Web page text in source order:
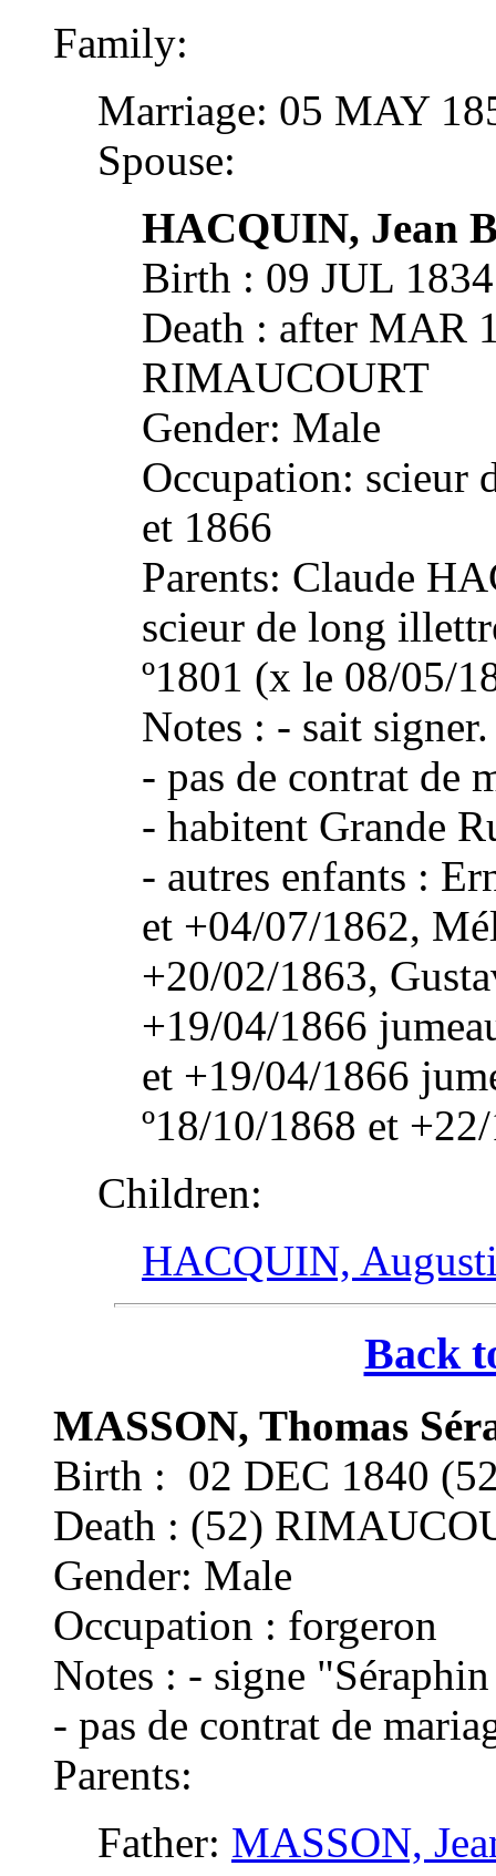
Family:
Marriage: 05 MAY
Spouse:
HACQUIN, Jean
Birth : 09 JUL
Death : after MAR
RIMAUCOURT
Gender: Male
Occupation: scieur
et 1866
Parents: Claude
scieur de long
º1801 (x le 08/05/
Notes : - sait signer.
- pas de contrat de
- habitent Grande
- autres enfants :
et +04/07/1862,
+20/02/1863,
+19/04/1866
et +19/04/1866
º18/10/1868 et
Children:
HACQUIN,
Back
MASSON, Thomas
Birth : 02 DEC 1840
Death : (52)
Gender: Male
Occupation : forgeron
Notes : - signe
- pas de contrat de
Parents:
Father: MASSON,